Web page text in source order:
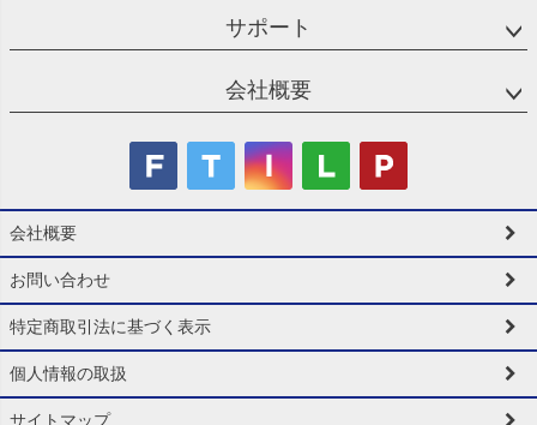
サポート
会社概要
会社概要
お問い合わせ
特定商取引法に基づく表示
個人情報の取扱
サイトマップ